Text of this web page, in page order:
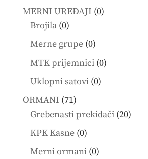
products
MERNI UREĐAJI 00
Brojila 00
products
Merne grupe 00
products
MTK prijemnici 00
Uklopni satovi 00
ORMANI 7171
products
Grebenasti prekidači 2020
KPK Kasne 00
products
Merni ormani 00